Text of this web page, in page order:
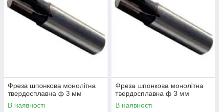
Фреза шпонкова монолітна
твердосплавна ф 3 мм
В наявності
Фреза шпонкова монолітна
твердосплавна ф 3 мм
В наявності